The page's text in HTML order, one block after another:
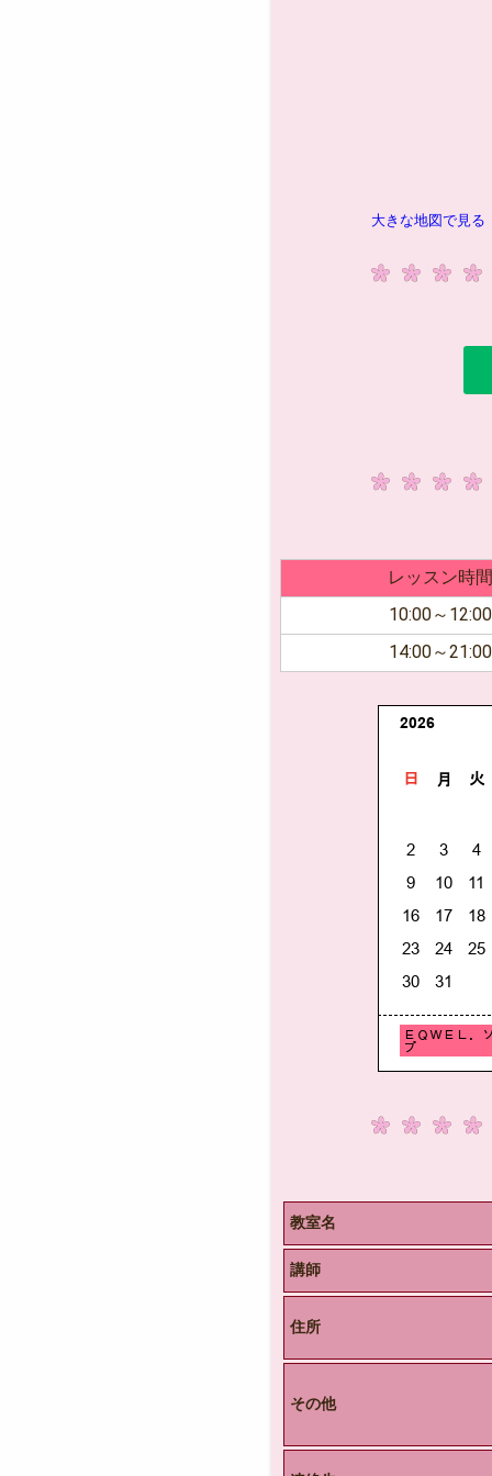
大きな地図で見る
レッスン時間
10:00～12:00
14:00～21:00
教室名
講師
住所
その他